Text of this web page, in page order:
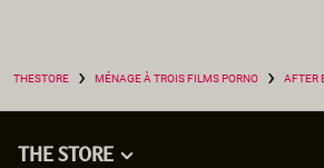
THESTORE › MÉNAGE À TROIS FILMS PORNO › AFTER
THE STORE